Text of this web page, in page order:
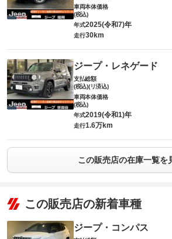
車両本体価格
(税込)
年式2025(令和7)年
走行30km
ジープ・レネゲード
支払総額
(税込)(リ済込)
車両本体価格
(税込)
年式2019(令和1)年
走行1.6万km
この販売店の在庫一覧を
この販売店の新着車種
ジープ・コンパス